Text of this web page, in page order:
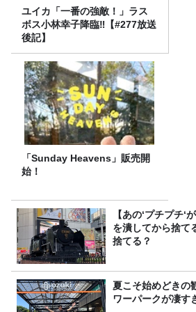
ユイカ「一番の強敵！」ラス
ボス小林幸子降臨‼【#277放送
後記】
「Sunday Heavens」販売開
始！
【あの‘プチプチ‘
を潰してから捨て
捨てる？
夏こそ始めどきの
ワーパークが凄す